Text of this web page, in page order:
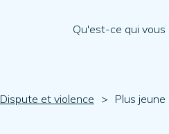
Qu'est-ce qui vous
Dispute et violence > Plus jeune